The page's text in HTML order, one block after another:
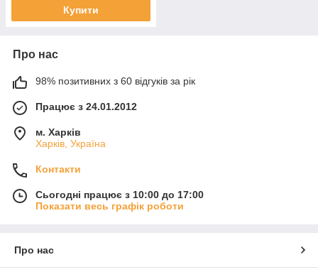
Купити
Про нас
98% позитивних з 60 відгуків за рік
Працює з 24.01.2012
м. Харків
Харків, Україна
Контакти
Сьогодні працює з 10:00 до 17:00
Показати весь графік роботи
Про нас